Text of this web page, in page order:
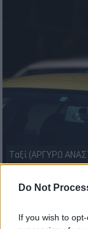
Do Not
If you wish to
Ταξί (ΑΡΓΥΡΩ